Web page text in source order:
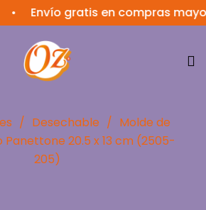
Envío gratis en compras mayores a
/ Desechable / Molde de
Panettone 20.5 x 13 cm (2505-
205)